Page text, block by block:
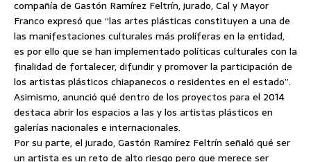
compañía de Gastón Ramírez Feltrín, jurado, Cal y Mayor
Franco expresó que “las artes plásticas constituyen a una de
las manifestaciones culturales más prolíferas en la entidad,
es por ello que se han implementado políticas culturales con la
finalidad de fortalecer, difundir y promover la participación de
los artistas plásticos chiapanecos o residentes en el estado”.
Asimismo, anunció qué dentro de los proyectos para el 2014
destaca abrir los espacios a las y los artistas plásticos en
galerías nacionales e internacionales.
Por su parte, el jurado, Gastón Ramírez Feltrín señaló qué ser
un artista es un reto de alto riesgo pero que merece ser